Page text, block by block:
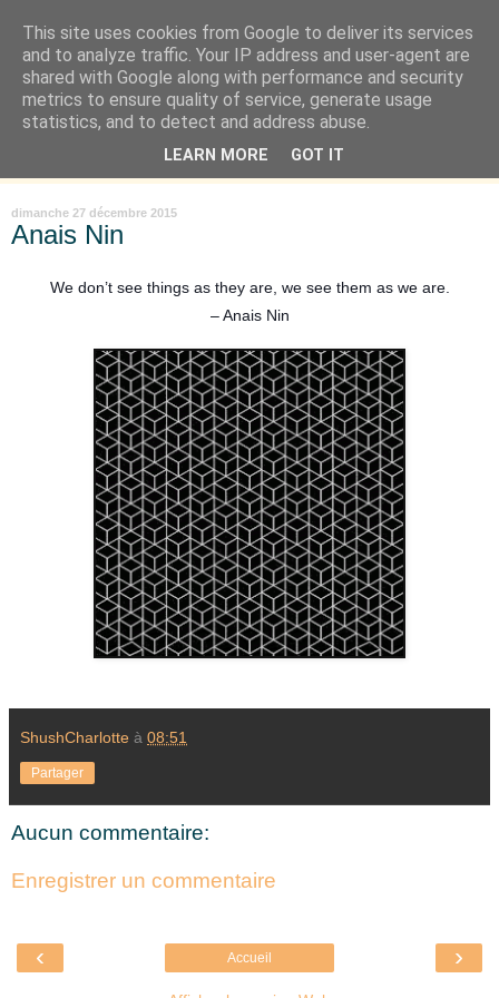
Là où je suis née
"Les temps sont durs pour les rêveurs" mais shush shush,
j'ai le cœur à l'affût et j'ouvre mon carnet de peau. « Soyez
vous-même, tous les autres sont déjà pris. » Oscar Wilde
dimanche 27 décembre 2015
Anais Nin
We don’t see things as they are, we see them as we are.
– Anais Nin
ShushCharlotte à 08:51
Partager
Aucun commentaire:
Enregistrer un commentaire
‹ ›
Accueil
This site uses cookies from Google to deliver its services
and to analyze traffic. Your IP address and user-agent are
shared with Google along with performance and security
metrics to ensure quality of service, generate usage
statistics, and to detect and address abuse.
LEARN MORE GOT IT